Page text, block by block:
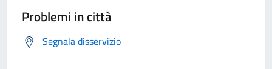
Problemi in città
Segnala disservizio